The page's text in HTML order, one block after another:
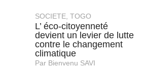
SOCIETE TOGO
L’ éco-citoyenneté
devient un levier de lutte
contre le changement
climatique
Par Bienvenu SAVI